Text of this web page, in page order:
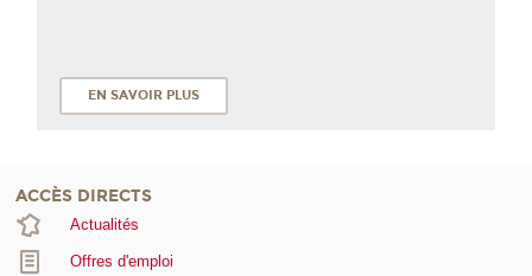
EN SAVOIR PLUS
ACCÈS DIRECTS
Actualités
Offres d'emploi